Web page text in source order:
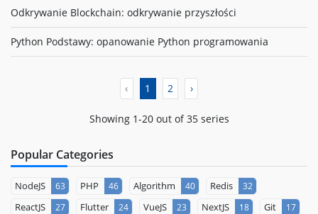
Odkrywanie Blockchain: odkrywanie przyszłości
Python Podstawy: opanowanie Python programowania
‹ 1 2 ›
Showing 1-20 out of 35 series
Popular Categories
NodeJS 63 PHP 46 Algorithm 40 Redis 32
ReactJS 27 Flutter 24 VueJS 23 NextJS 18 Git 17